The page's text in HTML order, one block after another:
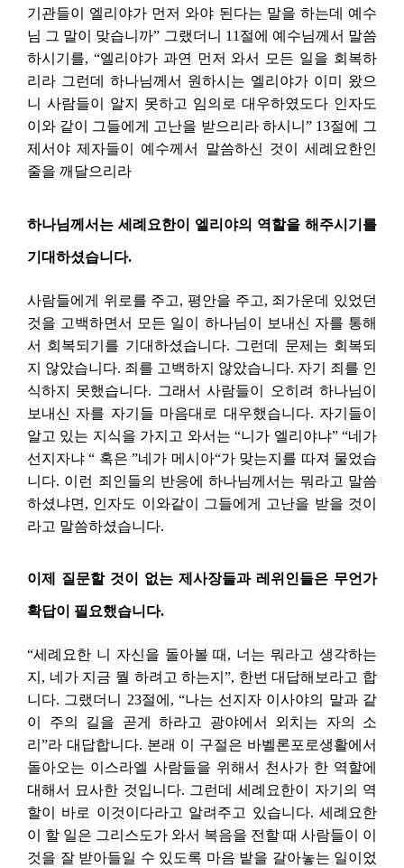
기관들이 엘리야가 먼저 와야 된다는 말을 하는데 예수
님 그 말이 맞습니까” 그랬더니 11절에 예수님께서 말씀
하시기를, “엘리야가 과연 먼저 와서 모든 일을 회복하
리라 그런데 하나님께서 원하시는 엘리야가 이미 왔으
니 사람들이 알지 못하고 임의로 대우하였도다 인자도
이와 같이 그들에게 고난을 받으리라 하시니” 13절에 그
제서야 제자들이 예수께서 말씀하신 것이 세례요한인
줄을 깨달으리라
하나님께서는 세례요한이 엘리야의 역할을 해주시기를
기대하셨습니다.
사람들에게 위로를 주고, 평안을 주고, 죄가운데 있었던
것을 고백하면서 모든 일이 하나님이 보내신 자를 통해
서 회복되기를 기대하셨습니다. 그런데 문제는 회복되
지 않았습니다. 죄를 고백하지 않았습니다. 자기 죄를 인
식하지 못했습니다. 그래서 사람들이 오히려 하나님이
보내신 자를 자기들 마음대로 대우했습니다. 자기들이
알고 있는 지식을 가지고 와서는 “니가 엘리야냐” “네가
선지자냐 “ 혹은 ”네가 메시아“가 맞는지를 따져 물었습
니다. 이런 죄인들의 반응에 하나님께서는 뭐라고 말씀
하셨냐면, 인자도 이와같이 그들에게 고난을 받을 것이
라고 말씀하셨습니다.
이제 질문할 것이 없는 제사장들과 레위인들은 무언가
확답이 필요했습니다.
“세례요한 니 자신을 돌아볼 때, 너는 뭐라고 생각하는
지, 네가 지금 뭘 하려고 하는지”, 한번 대답해보라고 합
니다. 그랬더니 23절에, “나는 선지자 이사야의 말과 같
이 주의 길을 곧게 하라고 광야에서 외치는 자의 소
리”라 대답합니다. 본래 이 구절은 바벨론포로생활에서
돌아오는 이스라엘 사람들을 위해서 천사가 한 역할에
대해서 묘사한 것입니다. 그런데 세례요한이 자기의 역
할이 바로 이것이다라고 알려주고 있습니다. 세례요한
이 할 일은 그리스도가 와서 복음을 전할 때 사람들이 이
것을 잘 받아들일 수 있도록 마음 밭을 갈아놓는 일이었